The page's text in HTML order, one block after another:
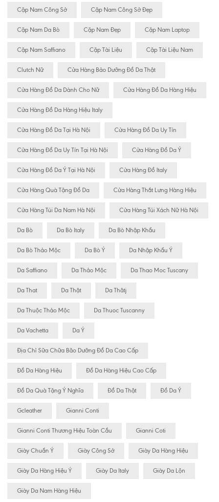
Cặp Nam Công Sở Cặp Nam Công Sở Đẹp
Cặp Nam Da Bò Cặp Nam Đẹp Cặp Nam Laptop
Cặp Nam Saffiano Cặp Tài Liệu Cặp Tài Liệu Nam
Clutch Nữ Cửa Hàng Bảo Dưỡng Đồ Da Thật
Cửa Hàng Đồ Da Dành Cho Nữ Cửa Hàng Đồ Da Hàng Hiệu
Cửa Hàng Đồ Da Hàng Hiệu Italy
Cửa Hàng Đồ Da Tại Hà Nội Cửa Hàng Đồ Da Uy Tín
Cửa Hàng Đồ Da Uy Tín Tại Hà Nội Cửa Hàng Đồ Da Ý
Cửa Hàng Đồ Da Ý Tại Hà Nội Cửa Hàng Đồ Italy
Cửa Hàng Quà Tặng Đồ Da Cửa Hàng Thắt Lưng Hàng Hiệu
Cửa Hàng Túi Da Nam Hà Nội Cửa Hàng Túi Xách Nữ Hà Nội
Da Bò Da Bò Italy Da Bò Nhập Khẩu
Da Bò Thảo Mộc Da Bò Ý Da Nhập Khẩu Ý
Da Saffiano Da Thảo Mộc Da Thao Moc Tuscany
Da That Da Thật Da Thâtj
Da Thuộc Thảo Mộc Da Thuoc Tuscanny
Da Vachetta Da Ý
Địa Chỉ Sữa Chữa Bão Dưỡng Đồ Da Cao Cấp
Đồ Da Hàng Hiệu Đồ Da Hàng Hiệu Cao Cấp
Đồ Da Quà Tặng Ý Nghĩa Đồ Da Thật Đồ Da Ý
Gcleather Gianni Conti
Gianni Conti Thương Hiệu Toàn Cầu Gianni Coti
Giày Chuẩn Ý Giày Công Sở Giày Da Hàng Hiệu
Giày Da Hàng Hiệu Ý Giày Da Italy Giày Da Lộn
Giày Da Nam Hàng Hiệu